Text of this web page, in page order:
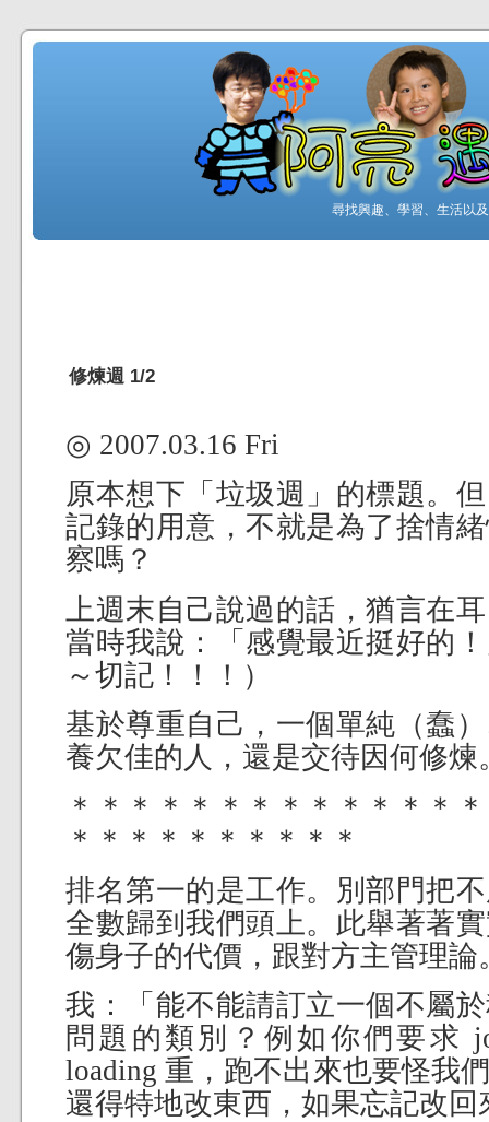
尋找興趣、學習、生活以
修煉週 1/2
◎ 2007.03.16 Fri
原本想下「垃圾週」的標題。
記錄的用意，不就是為了捨情
察嗎？
上週末自己說過的話，猶言在
當時我說：「感覺最近挺好的
～切記！！！）
基於尊重自己，一個單純（蠢
養欠佳的人，還是交待因何修煉
＊＊＊＊＊＊＊＊＊＊＊＊＊
＊＊＊＊＊＊＊＊＊＊
排名第一的是工作。別部門把
全數歸到我們頭上。此舉著著
傷身子的代價，跟對方主管理論
我：「能不能請訂立一個不屬
問題的類別？例如你們要求
loading 重，跑不出來也要怪我
還得特地改東西，如果忘記改